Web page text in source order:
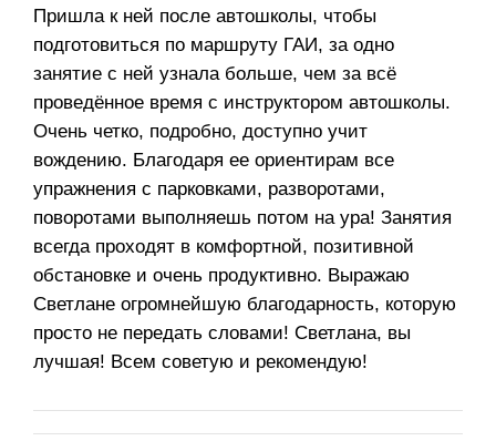
Пришла к ней после автошколы, чтобы
подготовиться по маршруту ГАИ, за одно
занятие с ней узнала больше, чем за всё
проведённое время с инструктором автошколы.
Очень четко, подробно, доступно учит
вождению. Благодаря ее ориентирам все
упражнения с парковками, разворотами,
поворотами выполняешь потом на ура! Занятия
всегда проходят в комфортной, позитивной
обстановке и очень продуктивно. Выражаю
Светлане огромнейшую благодарность, которую
просто не передать словами! Светлана, вы
лучшая! Всем советую и рекомендую!